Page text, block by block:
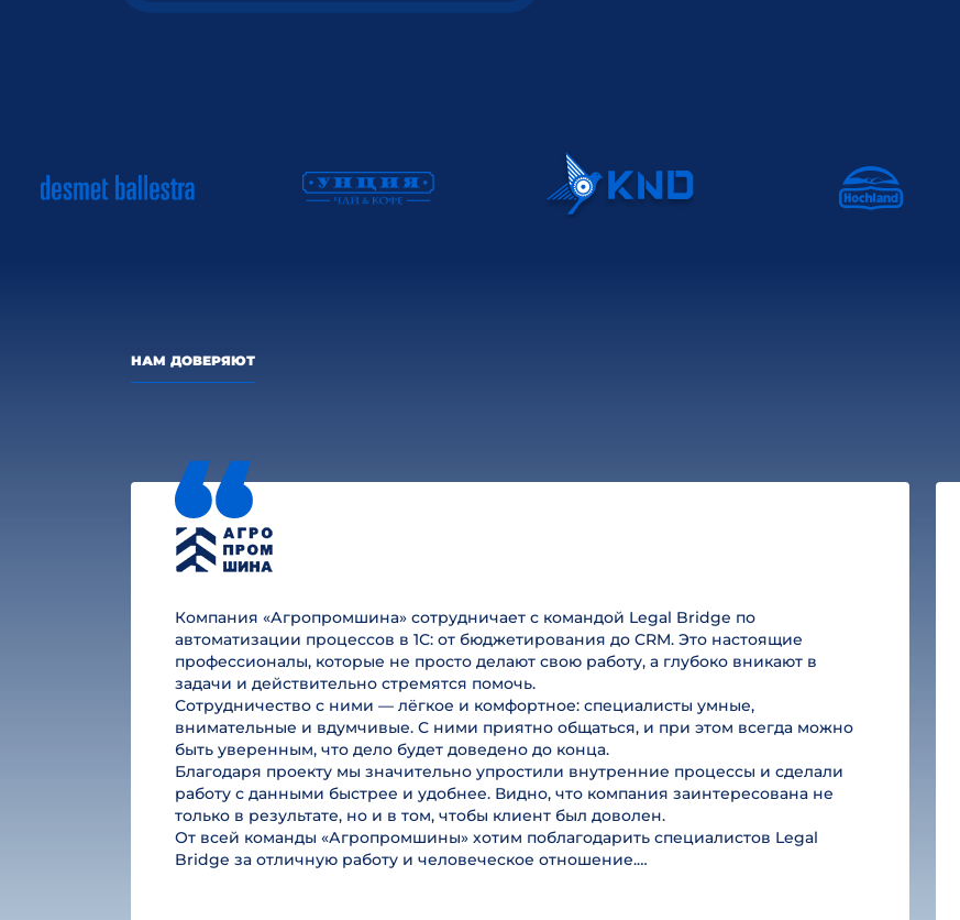
НАМ ДОВЕРЯЮТ
Компания «Агропромшина» сотрудничает с командой Legal Bridge по
автоматизации процессов в 1С: от бюджетирования до CRM. Это настоящие
профессионалы, которые не просто делают свою работу, а глубоко вникают в
задачи и действительно стремятся помочь.
Сотрудничество с ними — лёгкое и комфортное: специалисты умные,
внимательные и вдумчивые. С ними приятно общаться, и при этом всегда можно
быть уверенным, что дело будет доведено до конца.
Благодаря проекту мы значительно упростили внутренние процессы и сделали
работу с данными быстрее и удобнее. Видно, что компания заинтересована не
только в результате, но и в том, чтобы клиент был доволен.
От всей команды «Агропромшины» хотим поблагодарить специалистов Legal
Bridge за отличную работу и человеческое отношение.…